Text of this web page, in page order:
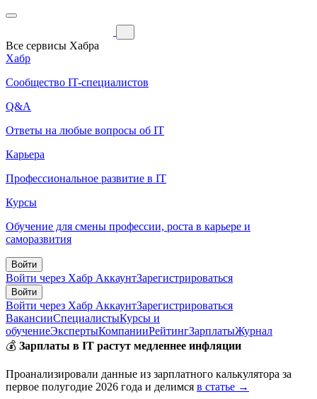
Все сервисы Хабра
Хабр
Сообщество IT-специалистов
Q&A
Ответы на любые вопросы об IT
Карьера
Профессиональное развитие в IT
Курсы
Обучение для смены профессии, роста в карьере и
саморазвития
Войти
Войти через Хабр АккаунтЗарегистрироваться
Войти
Войти через Хабр АккаунтЗарегистрироваться
ВакансииСпециалистыКурсы и
обучениеЭкспертыКомпанииРейтингЗарплатыЖурнал
💰 Зарплаты в IT растут медленнее инфляции
Проанализировали данные из зарплатного калькулятора за
первое полугодие 2026 года и делимся в статье →